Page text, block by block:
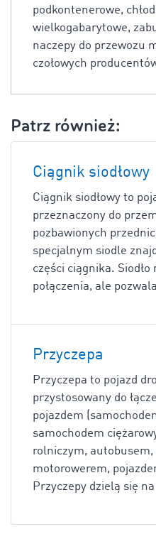
podkontenerowe,
wielkogabarytowe,
naczepy do przewozu
czołowych
Patrz również:
Ciągnik siodłowy
Ciągnik siodłowy to
przeznaczony do
pozbawionych
specjalnym siodle
części ciągnika.
połączenia, ale
Przyczepa
Przyczepa to pojazd
przystosowany do
pojazdem
samochodem
rolniczym,
motorowerem,
Przyczepy dzielą się